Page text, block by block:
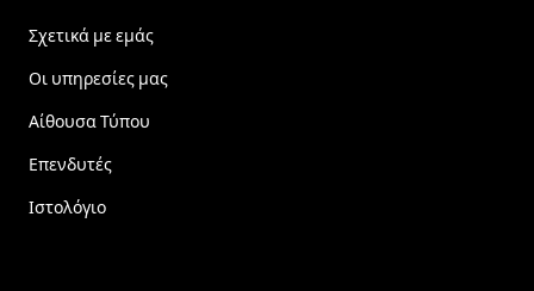
Σχετικά με εμάς
Οι υπηρεσίες μας
Αίθουσα Τύπου
Επενδυτές
Ιστολόγιο